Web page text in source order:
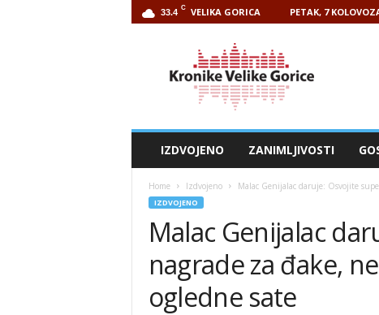
33.4 C VELIKA GORICA PETAK, 7
IZDVOJENO ZANIMLJIVOSTI
Home Izdvojeno Malac Genijalac daruje: Osvojite
IZDVOJENO
Malac Genijalac
nagrade za đake,
ogledne sate